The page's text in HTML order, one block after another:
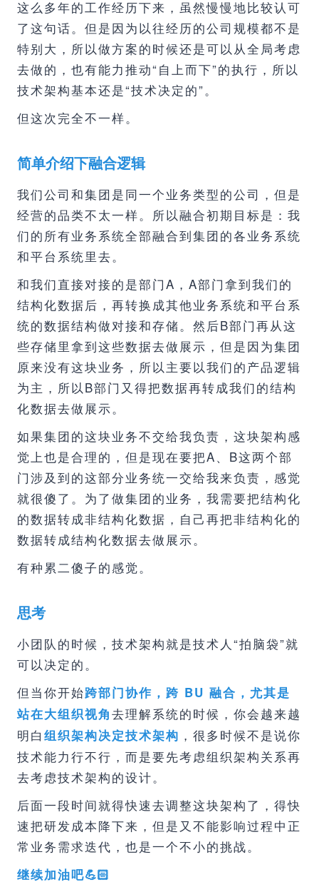
这么多年的工作经历下来，虽然慢慢地比较认可
了这句话。但是因为以往经历的公司规模都不是
特别大，所以做方案的时候还是可以从全局考虑
去做的，也有能力推动“自上而下”的执行，所以
技术架构基本还是“技术决定的”。
但这次完全不一样。
简单介绍下融合逻辑
我们公司和集团是同一个业务类型的公司，但是
经营的品类不太一样。所以融合初期目标是：我
们的所有业务系统全部融合到集团的各业务系统
和平台系统里去。
和我们直接对接的是部门A，A部门拿到我们的
结构化数据后，再转换成其他业务系统和平台系
统的数据结构做对接和存储。然后B部门再从这
些存储里拿到这些数据去做展示，但是因为集团
原来没有这块业务，所以主要以我们的产品逻辑
为主，所以B部门又得把数据再转成我们的结构
化数据去做展示。
如果集团的这块业务不交给我负责，这块架构感
觉上也是合理的，但是现在要把A、B这两个部
门涉及到的这部分业务统一交给我来负责，感觉
就很傻了。为了做集团的业务，我需要把结构化
的数据转成非结构化数据，自己再把非结构化的
数据转成结构化数据去做展示。
有种累二傻子的感觉。
思考
小团队的时候，技术架构就是技术人“拍脑袋”就
可以决定的。
但当你开始跨部门协作，跨 BU 融合，尤其是
站在大组织视角去理解系统的时候，你会越来越
明白 组织架构决定技术架构 ，很多时候不是说你
技术能力行不行，而是要先考虑组织架构关系再
去考虑技术架构的设计。
后面一段时间就得快速去调整这块架构了，得快
速把研发成本降下来，但是又不能影响过程中正
常业务需求迭代，也是一个不小的挑战。
继续加油吧💪🏻